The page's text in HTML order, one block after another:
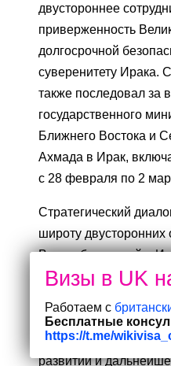
двустороннее
приверженность
долгосрочной
суверенитету Ирака.
также последовал за
государственного
Ближнего Востока и
Ахмада в Ирак,
с 28 февраля по 2
Стратегический
широту
Великобританией и
правительства
наших общих
интересов. Министры
развитии и
Работаем с
Бесплатные
https://t.me/